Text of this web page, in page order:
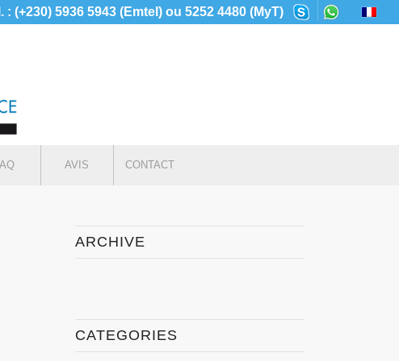
: (+230) 5936 5943 (Emtel) ou 5252 4480 (MyT)
AVIS CONTACT
ARCHIVE
CATEGORIES